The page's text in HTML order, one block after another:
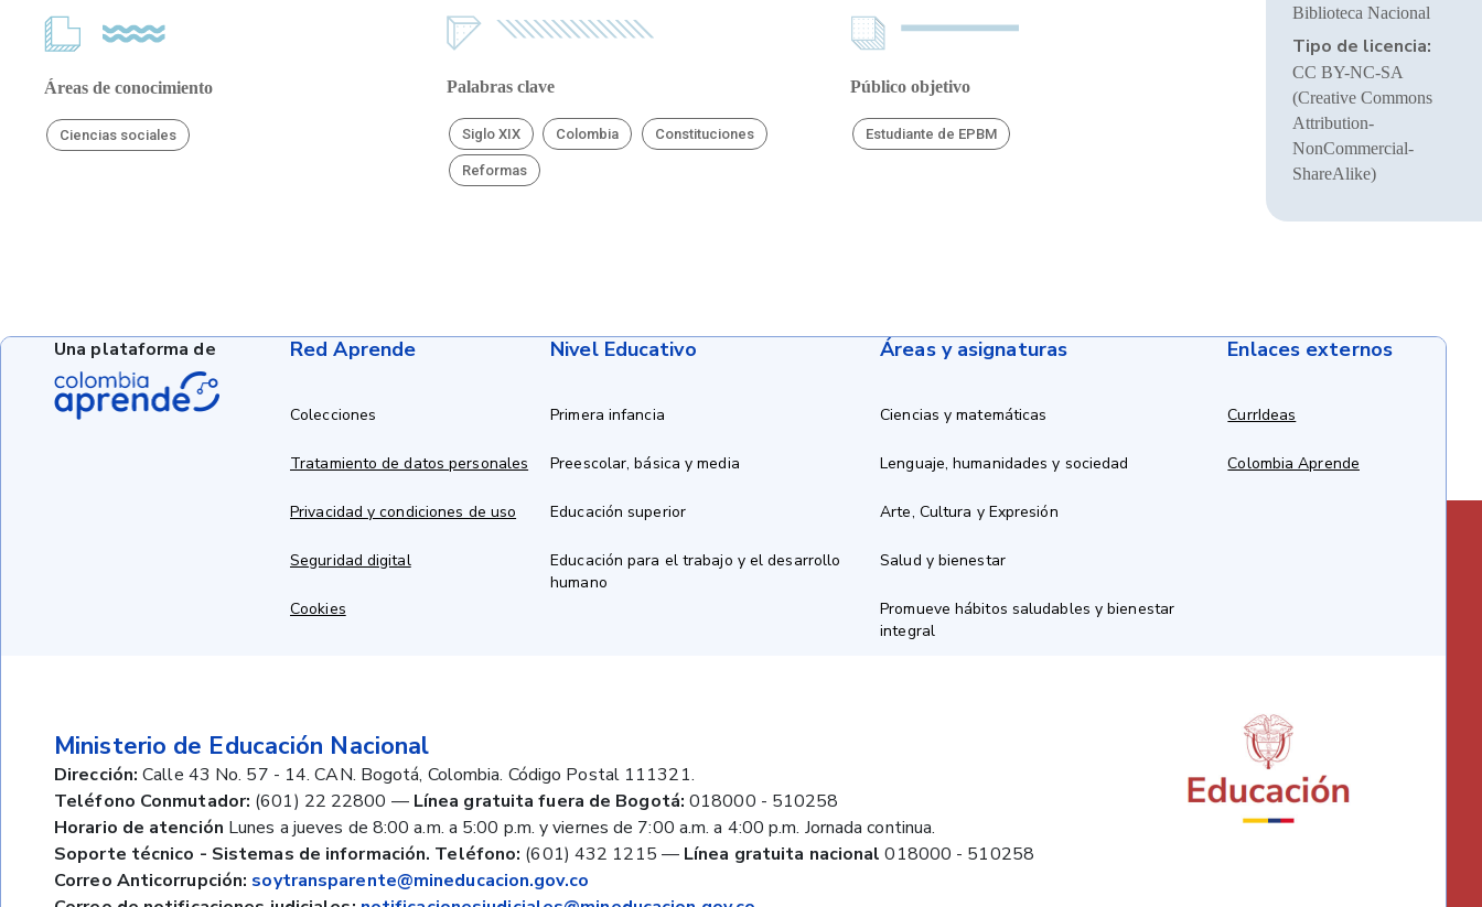
Áreas de conocimiento
Ciencias sociales
Palabras clave
Siglo XIX Colombia Constituciones
Reformas
Público objetivo
Estudiante de EPBM
Biblioteca Nacional
Tipo de licencia:
CC BY-NC-SA
(Creative Commons
Attribution-
NonCommercial-
ShareAlike)
Red Aprende
Colecciones
Tratamiento de datos personales
Privacidad y condiciones de uso
Seguridad digital
Cookies
Nivel Educativo
Primera infancia
Preescolar, básica y media
Educación superior
Educación para el trabajo y el desarrollo
humano
Áreas y asignaturas
Ciencias y matemáticas
Lenguaje, humanidades y sociedad
Arte, Cultura y Expresión
Salud y bienestar
Promueve hábitos saludables y bienestar
integral
Enlaces externos
CurrIdeas
Colombia Aprende
Ministerio de Educación Nacional
Dirección: Calle 43 No. 57 - 14. CAN. Bogotá, Colombia. Código Postal 111321.
Teléfono Conmutador: (601) 22 22800 — Línea gratuita fuera de Bogotá: 018000 - 510258
Horario de atención Lunes a jueves de 8:00 a.m. a 5:00 p.m. y viernes de 7:00 a.m. a 4:00 p.m. Jornada continua.
Soporte técnico - Sistemas de información. Teléfono: (601) 432 1215 — Línea gratuita nacional 018000 - 510258
Correo Anticorrupción: soytransparente@mineducacion.gov.co
Una plataforma de